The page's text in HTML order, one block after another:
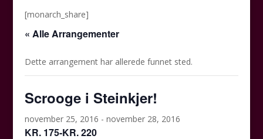
[monarch_share]
« Alle Arrangementer
Dette arrangement har allerede funnet sted.
Scrooge i Steinkjer!
november 25, 2016 -november 28, 2016
KR. 175-KR. 220